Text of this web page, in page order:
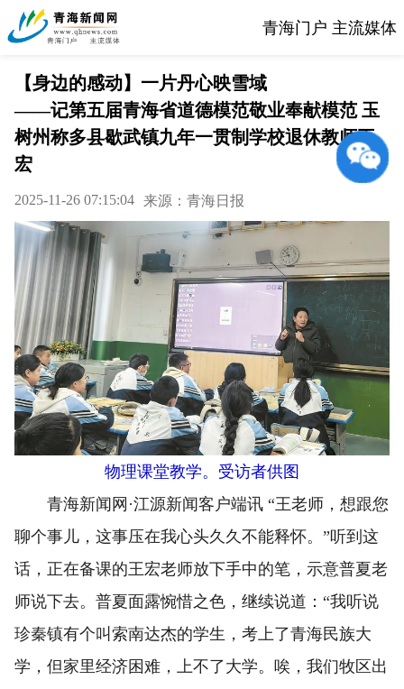
青海门户 主流媒体
【身边的感动】一片丹心映雪域
——记第五届青海省道德模范敬业奉献模范 玉
树州称多县歇武镇九年一贯制学校退休教师王
宏
2025-11-26 07:15:04 来源：青海日报
物理课堂教学。受访者供图
青海新闻网·江源新闻客户端讯 “王老师，想跟您
聊个事儿，这事压在我心头久久不能释怀。”听到这
话，正在备课的王宏老师放下手中的笔，示意普夏老
师说下去。普夏面露惋惜之色，继续说道：“我听说
珍秦镇有个叫索南达杰的学生，考上了青海民族大
学，但家里经济困难，上不了大学。唉，我们牧区出